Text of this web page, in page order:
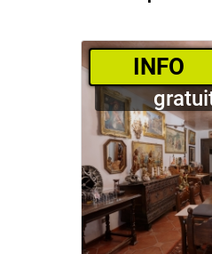
­INFO